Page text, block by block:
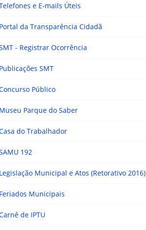
e E-mails Úteis
da Transparência Cidadã
- Registrar Ocorrência
SMT
Público
Parque do Saber
do Trabalhador
192
Municipal e Atos (Retorativo 2016)
Municipais
de IPTU